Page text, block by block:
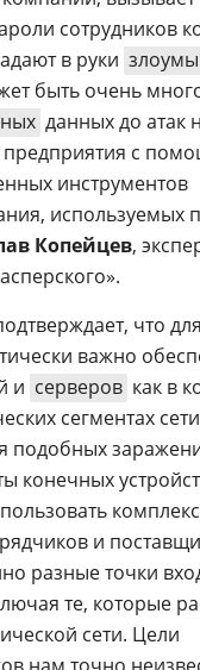
сотрудников
в руки
быть очень
данных до атак
с
инструментов
используемых
Копейцев,
что
важно
и серверов как в
сегментах
подобных
конечных
и
разные точки
те, которые
сети. Цели